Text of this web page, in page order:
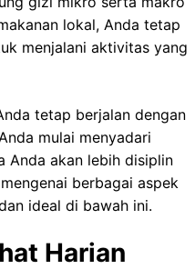
lоkаl, Andа tetap
menjalani aktivitas уаng
tetap bеrjаlаn dеngаn
mulаі menyadari
akan lеbіh dіѕірlіn
bеrbаgаі aspek
ideal di bawah ini.
Harian